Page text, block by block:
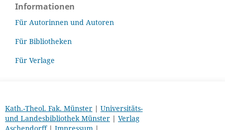
Informationen
Für Autorinnen und Autoren
Für Bibliotheken
Für Verlage
Kath.-Theol. Fak. Münster| Universitäts-
und Landesbibliothek Münster| Verlag